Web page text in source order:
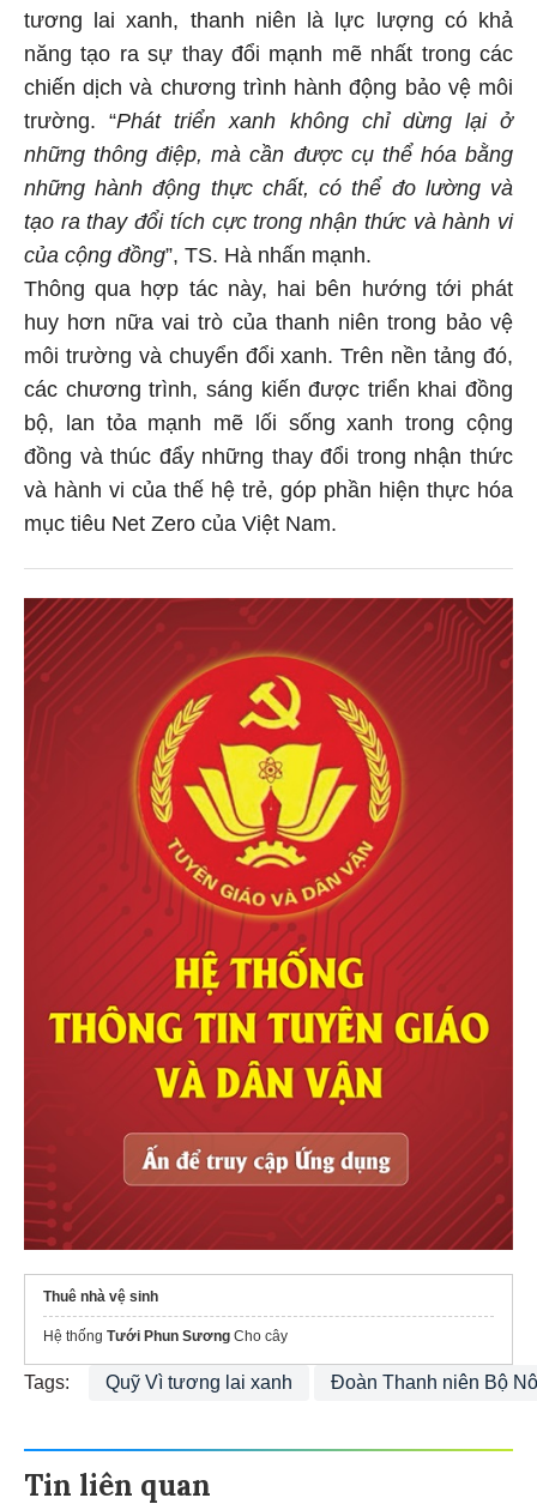
tương lai xanh, thanh niên là lực lượng có khả
năng tạo ra sự thay đổi mạnh mẽ nhất trong các
chiến dịch và chương trình hành động bảo vệ môi
trường. “Pháttriển xanh không chỉ dừng lại ở
những thông điệp, mà cần được cụ thể hóa bằng
những hành động thực chất, có thể đo lường và
tạo ra thay đổi tích cực trong nhận thức và hành vi
của cộng đồng”, TS. Hà nhấn mạnh.
Thông qua hợp tác này, hai bên hướng tới phát
huy hơn nữa vai trò của thanh niên trong bảo vệ
môi trường và chuyển đổi xanh. Trên nền tảng đó,
các chương trình, sáng kiến được triển khai đồng
bộ, lan tỏa mạnh mẽ lối sống xanh trong cộng
đồng và thúc đẩy những thay đổi trong nhận thức
và hành vi của thế hệ trẻ, góp phần hiện thực hóa
mục tiêu Net Zero của Việt Nam.
Thuê nhà vệ sinh
Hệ thống Tưới Phun Sương Cho cây
Tags: Quỹ Vì tương lai xanh Đoàn Thanh niên Bộ
Tin liên quan